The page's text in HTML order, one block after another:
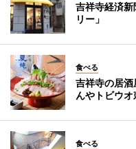
吉祥寺経済
リー」
食べる
吉祥寺の居
んやトビウ
食べる